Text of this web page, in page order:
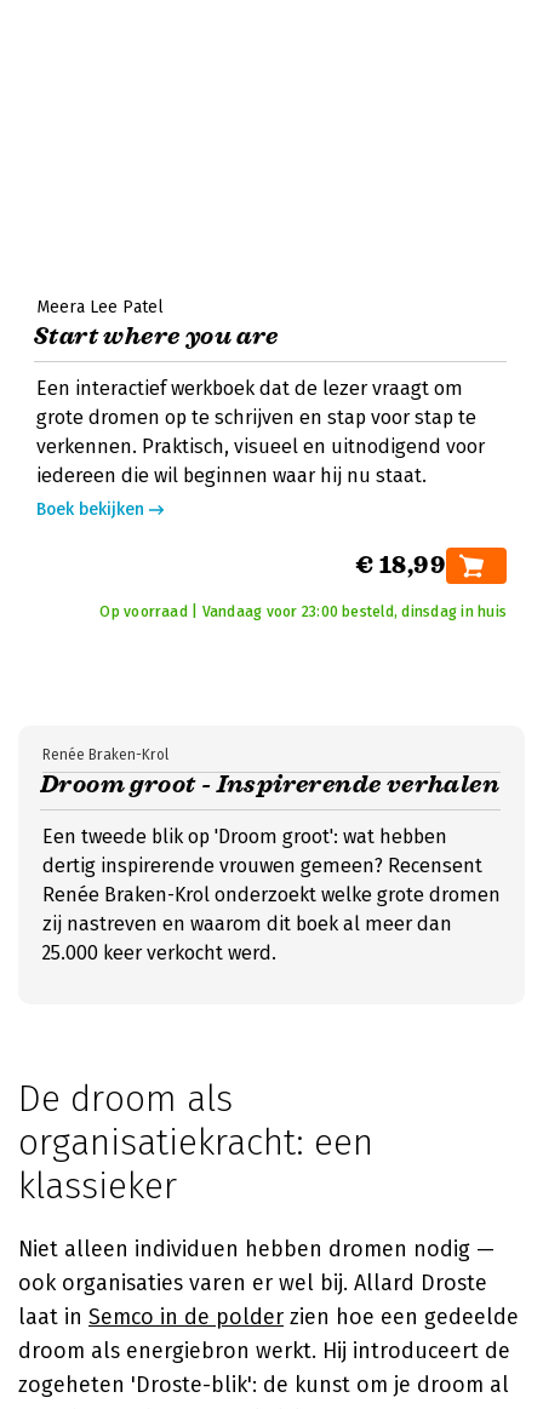
Meera Lee Patel
Start where you are
Een interactief werkboek dat de lezer vraagt om
grote dromen op te schrijven en stap voor stap te
verkennen. Praktisch, visueel en uitnodigend voor
iedereen die wil beginnen waar hij nu staat.
Boek bekijken
€ 18,99
Op voorraad | Vandaag voor 23:00 besteld, dinsdag in huis
Droom groot - Inspirerende verhalen
Renée Braken-Krol
Een tweede blik op 'Droom groot': wat hebben
dertig inspirerende vrouwen gemeen? Recensent
Renée Braken-Krol onderzoekt welke grote dromen
zij nastreven en waarom dit boek al meer dan
25.000 keer verkocht werd.
De droom als
organisatiekracht: een
klassieker
Niet alleen individuen hebben dromen nodig —
ook organisaties varen er wel bij. Allard Droste
laat in Semco in de polder zien hoe een gedeelde
droom als energiebron werkt. Hij introduceert de
zogeheten 'Droste-blik': de kunst om je droom al